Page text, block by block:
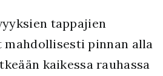
tappajien
pinnan alla
kaikessa rauhassa